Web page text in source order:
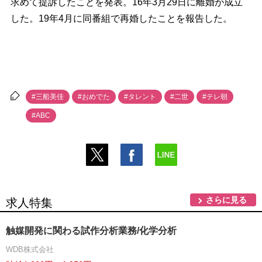
求めて提訴したことを発表。16年3月29日に離婚が成立
した。19年4月に同番組で再婚したことを報告した。
#三船美佳 #おめでた #タレント #二世 #テレ朝
#ABC
求人特集 さらに見る
触媒開発に関わる試作分析業務/化学分析
WDB株式会社